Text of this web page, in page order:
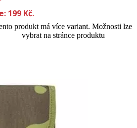
199 Kč.
produkt má více variant. Možnosti lze
vybrat na stránce produktu